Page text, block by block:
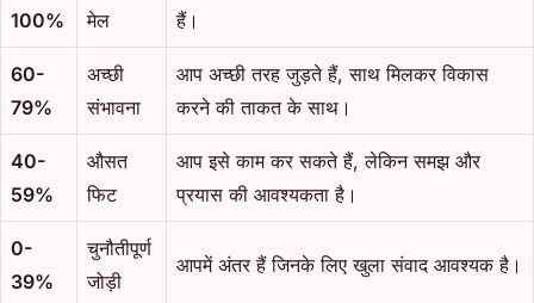
100%
मेल
हैं।
60-
79%
अच्छी
संभावना
आप अच्छी तरह जुड़ते हैं, साथ मिलकर विकास
करने की ताकत के साथ।
40-
59%
औसत
फिट
आप इसे काम कर सकते हैं, लेकिन समझ और
प्रयास की आवश्यकता है।
0-
39%
चुनौतीपूर्ण
जोड़ी
आपमें अंतर हैं जिनके लिए खुला संवाद आवश्यक है।